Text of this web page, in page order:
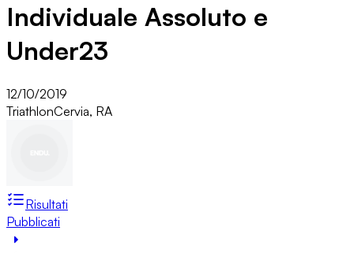
Individuale Assoluto e
Under23
12/10/2019
TriathlonCervia, RA
Risultati
Pubblicati